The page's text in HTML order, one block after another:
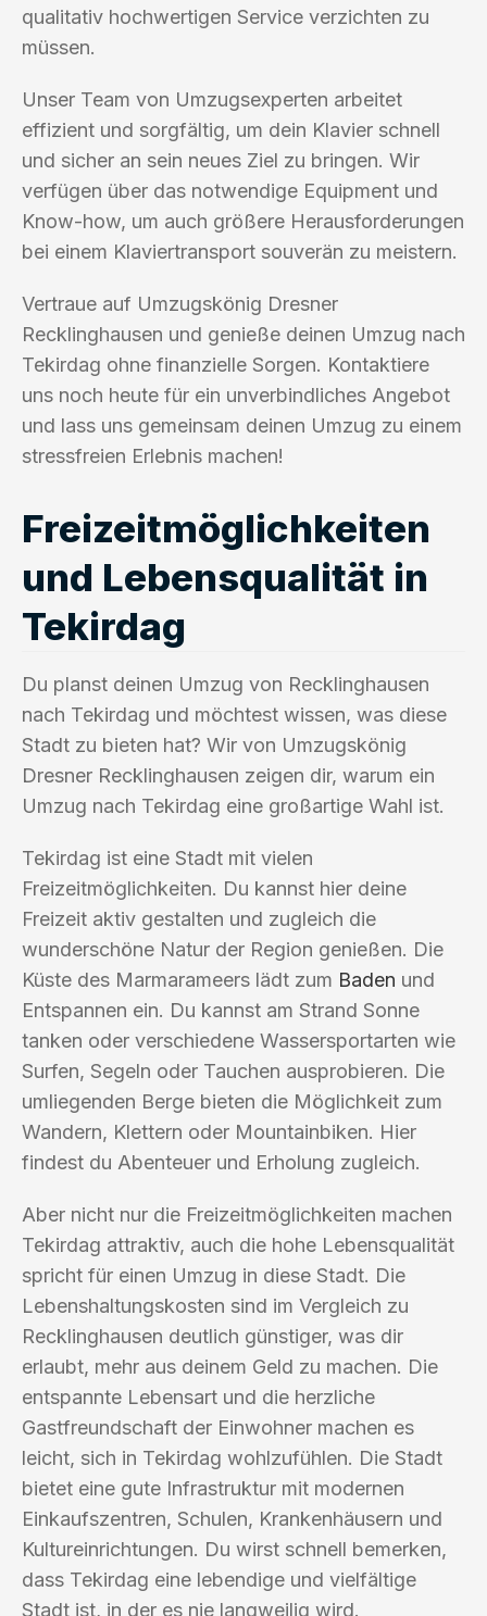
qualitativ hochwertigen Service verzichten zu
müssen.
Unser Team von Umzugsexperten arbeitet
effizient und sorgfältig, um dein Klavier schnell
und sicher an sein neues Ziel zu bringen. Wir
verfügen über das notwendige Equipment und
Know-how, um auch größere Herausforderungen
bei einem Klaviertransport souverän zu meistern.
Vertraue auf Umzugskönig Dresner
Recklinghausen und genieße deinen Umzug nach
Tekirdag ohne finanzielle Sorgen. Kontaktiere
uns noch heute für ein unverbindliches Angebot
und lass uns gemeinsam deinen Umzug zu einem
stressfreien Erlebnis machen!
Freizeitmöglichkeiten
und Lebensqualität in
Tekirdag
Du planst deinen Umzug von Recklinghausen
nach Tekirdag und möchtest wissen, was diese
Stadt zu bieten hat? Wir von Umzugskönig
Dresner Recklinghausen zeigen dir, warum ein
Umzug nach Tekirdag eine großartige Wahl ist.
Tekirdag ist eine Stadt mit vielen
Freizeitmöglichkeiten. Du kannst hier deine
Freizeit aktiv gestalten und zugleich die
wunderschöne Natur der Region genießen. Die
Küste des Marmarameers lädt zum Baden und
Entspannen ein. Du kannst am Strand Sonne
tanken oder verschiedene Wassersportarten wie
Surfen, Segeln oder Tauchen ausprobieren. Die
umliegenden Berge bieten die Möglichkeit zum
Wandern, Klettern oder Mountainbiken. Hier
findest du Abenteuer und Erholung zugleich.
Aber nicht nur die Freizeitmöglichkeiten machen
Tekirdag attraktiv, auch die hohe Lebensqualität
spricht für einen Umzug in diese Stadt. Die
Lebenshaltungskosten sind im Vergleich zu
Recklinghausen deutlich günstiger, was dir
erlaubt, mehr aus deinem Geld zu machen. Die
entspannte Lebensart und die herzliche
Gastfreundschaft der Einwohner machen es
leicht, sich in Tekirdag wohlzufühlen. Die Stadt
bietet eine gute Infrastruktur mit modernen
Einkaufszentren, Schulen, Krankenhäusern und
Kultureinrichtungen. Du wirst schnell bemerken,
dass Tekirdag eine lebendige und vielfältige
Stadt ist, in der es nie langweilig wird.